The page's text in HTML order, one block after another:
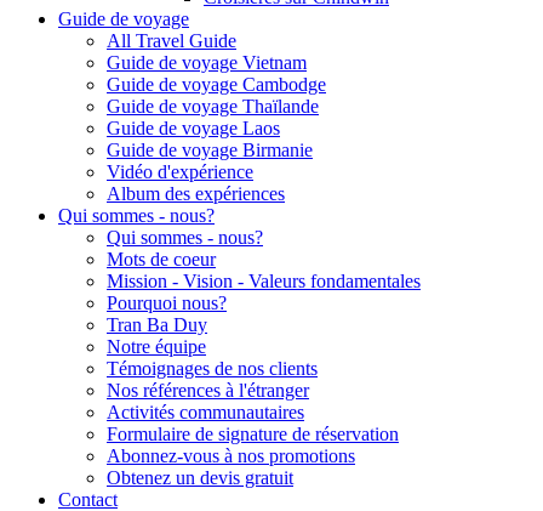
Guide de voyage
All Travel Guide
Guide de voyage Vietnam
Guide de voyage Cambodge
Guide de voyage Thaïlande
Guide de voyage Laos
Guide de voyage Birmanie
Vidéo d'expérience
Album des expériences
Qui sommes - nous?
Qui sommes - nous?
Mots de coeur
Mission - Vision - Valeurs fondamentales
Pourquoi nous?
Tran Ba Duy
Notre équipe
Témoignages de nos clients
Nos références à l'étranger
Activités communautaires
Formulaire de signature de réservation
Abonnez-vous à nos promotions
Obtenez un devis gratuit
Contact